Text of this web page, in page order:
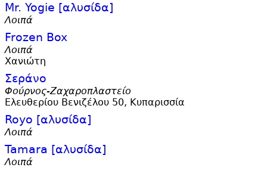
Mr. Yogie [αλυσίδα]
Λοιπά
Frozen Box
Λοιπά
Χανιώτη
Σεράνο
Φούρνος-Ζαχαροπλαστείο
Ελευθερίου Βενιζέλου 50, Κυπαρισσία
Royo [αλυσίδα]
Λοιπά
Tamara [αλυσίδα]
Λοιπά